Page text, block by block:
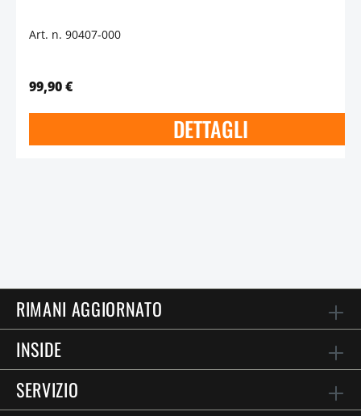
Art. n. 90407-000
99,90 €
DETTAGLI
RIMANI AGGIORNATO
INSIDE
SERVIZIO